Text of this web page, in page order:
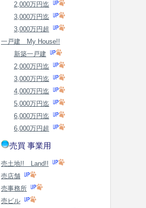
2,000万円迄
3,000万円迄
3,000万円超
一戸建 My House!!
新築一戸建
2,000万円迄
3,000万円迄
4,000万円迄
5,000万円迄
6,000万円迄
6,000万円超
売買 事業用
売土地!! Land!!
売店舗
売事務所
売ビル